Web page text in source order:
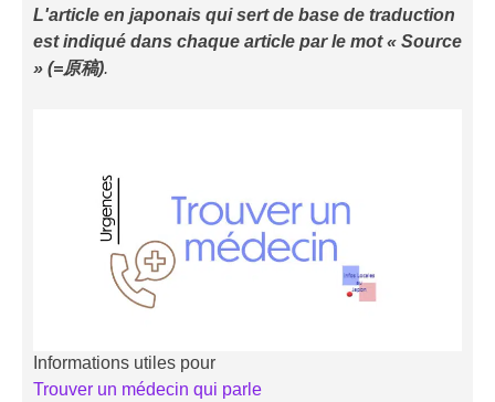
L'article en japonais qui sert de base de traduction
est indiqué dans chaque article par le mot « Source
» (=原稿).
Informations utiles pour
Trouver un médecin qui parle